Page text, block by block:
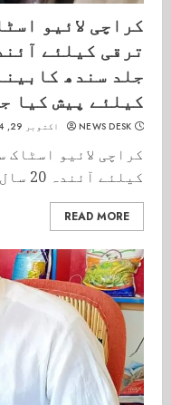
کراچی لائیو
جلد سندھ
کیلئے پیش کیا
NEWS DESK اکتوبر 29, 2024
کراچی لائیو
کیلئے آئندہ 20 سال کا منصوبہ...
READ MORE